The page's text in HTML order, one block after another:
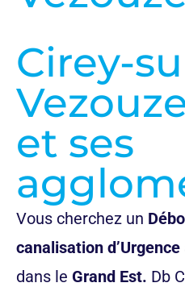
Cirey-
et ses
Vous cherchez un
canalisation d’Urgence
dans le Grand Est. Db